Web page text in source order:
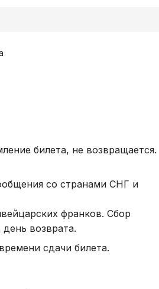
билета, не возвращается.
со странами СНГ и
франков. Сбор
возврата.
сдачи билета.